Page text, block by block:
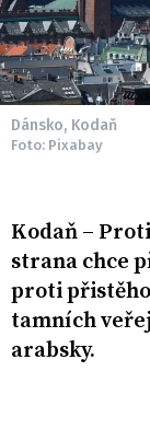
Dánsko, Kodaň
Foto: Pixabay
Kodaň –
strana chce
proti
tamních
arabsky.